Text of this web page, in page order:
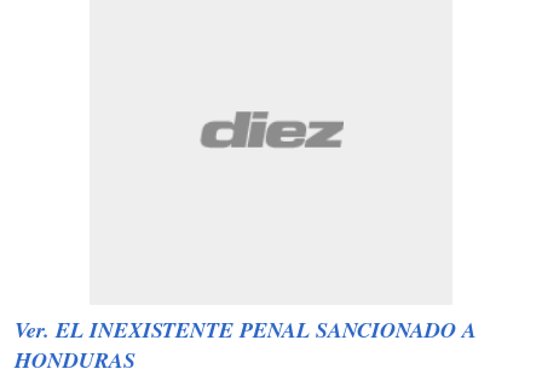
Ver. EL INEXISTENTE PENAL SANCIONADO A
HONDURAS